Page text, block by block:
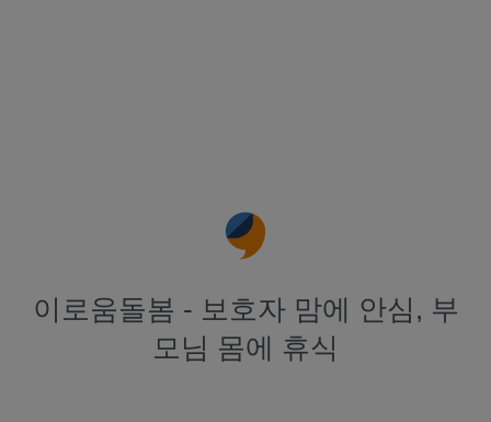
이로움돌봄 - 보호자 맘에 안심, 부
모님 몸에 휴식